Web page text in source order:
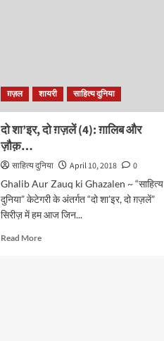
ग़ज़ल शायरी साहित्य दुनिया
दो शा’इर, दो ग़ज़लें (4): ग़ालिब और
ज़ौक़…
साहित्य दुनिया April 10, 2018
0
Ghalib Aur Zauq ki Ghazalen ~ “साहित्य
दुनिया” केटेगरी के अंतर्गत “दो शा’इर, दो ग़ज़लें”
सिरीज़ में हम आज जिन...
Read MoreRead